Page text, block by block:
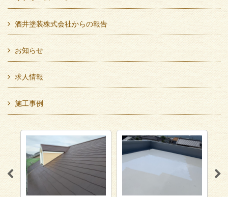
酒井塗装株式会社からの報告
お知らせ
求人情報
施工事例